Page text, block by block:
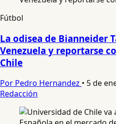
Fútbol
La odisea de Bianneider
Venezuela y reportarse
Chile
Por Pedro Hernandez • 5 de
Redacción